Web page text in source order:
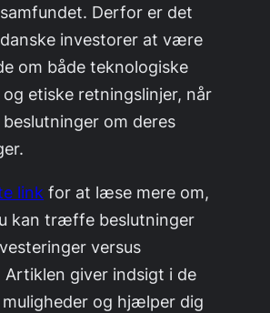
Derfor er det
investorer at være
om både teknologiske
etiske retningslinjer, når
om deres
link for at læse mere om,
kan træffe beslutninger
versus
Artiklen giver indsigt i de
og hjælper dig